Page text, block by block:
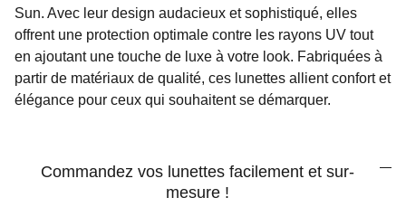
Sun. Avec leur design audacieux et sophistiqué, elles
offrent une protection optimale contre les rayons UV tout
en ajoutant une touche de luxe à votre look. Fabriquées à
partir de matériaux de qualité, ces lunettes allient confort et
élégance pour ceux qui souhaitent se démarquer.
Commandez vos lunettes facilement et sur-
mesure !